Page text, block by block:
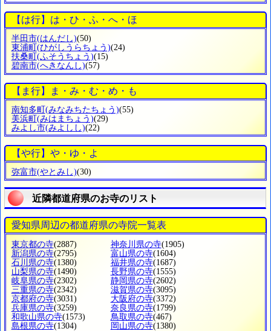
【は行】は・ひ・ふ・へ・ほ
半田市(はんだし)(50)
東浦町 (ひがしうらちょう)(24)
扶桑町 (ふそうちょう)(15)
碧南市(へきなんし)(57)
【ま行】ま・み・む・め・も
南知多町 (みなみちたちょう)(55)
美浜町 (みはまちょう)(29)
みよし市(みよしし)(22)
【や行】や・ゆ・よ
弥富市(やとみし)(30)
近隣都道府県のお寺のリスト
愛知県周辺の都道府県の寺院一覧表
東京都の寺(2887) 神奈川県の寺(1905)
新潟県の寺(2795) 富山県の寺(1604)
石川県の寺(1380) 福井県の寺(1687)
山梨県の寺(1490) 長野県の寺(1555)
岐阜県の寺(2302) 静岡県の寺(2602)
三重県の寺(2342) 滋賀県の寺(3095)
京都府の寺(3031) 大阪府の寺(3372)
兵庫県の寺(3259) 奈良県の寺(1799)
和歌山県の寺(1573) 鳥取県の寺(467)
島根県の寺(1304) 岡山県の寺(1380)